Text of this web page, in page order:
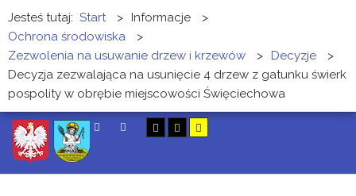
Jesteś tutaj: Start > Informacje
>
Ochrona środowiska
>
Zezwolenia na usuwanie drzew i krzewów
> Decyzje
>
Decyzja zezwalająca na usunięcie 4 drzew z gatunku świerk
pospolity w obrębie miejscowości Święciechowa